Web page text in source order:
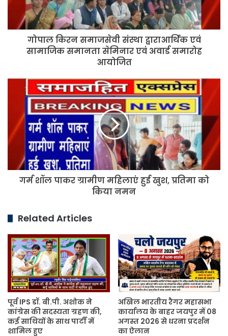
सामाजिक
समानता
सेमिनार
गोपाल किरन समाजसेवी संस्था द्वाराआर्थिक एवं
सामाजिक समानता सेमिनार एवं अवार्ड समारोह
आयोजित
ग्रामीण
महिलाएं
हुई
खुश,
प्रतिमा
को
गर्म शॉल पाकर ग्रामीण महिलाएं हुई खुश, प्रतिमा को
किया नमन
Related Articles
पूर्व IPS डॉ. बी.पी. अशोक ने
कांग्रेस की सदस्यता ग्रहण की,
कई साथियों के साथ पार्टी में
शामिल हुए
अखिल भारतीय रैगर महासभा
कार्यालय के बाहर जयपुर में 08
अगस्त 2026 से धरना प्रदर्शन
का ऐलान